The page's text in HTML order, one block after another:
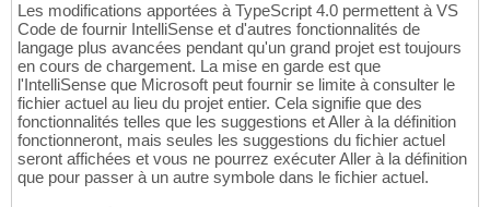
Les modifications apportées à TypeScript 4.0 permettent à VS
Code de fournir IntelliSense et d'autres fonctionnalités de
langage plus avancées pendant qu'un grand projet est toujours
en cours de chargement. La mise en garde est que
l'IntelliSense que Microsoft peut fournir se limite à consulter le
fichier actuel au lieu du projet entier. Cela signifie que des
fonctionnalités telles que les suggestions et Aller à la définition
fonctionneront, mais seules les suggestions du fichier actuel
seront affichées et vous ne pourrez exécuter Aller à la définition
que pour passer à un autre symbole dans le fichier actuel.